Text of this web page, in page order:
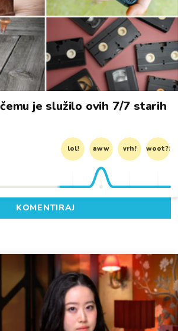
je služilo ovih 7/7 starih
lol! aww vrh! woot?!
KOMENTIRAJ